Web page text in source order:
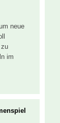
neue
zu
im